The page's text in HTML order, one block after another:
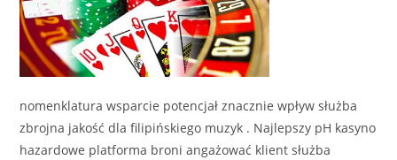
nomenklatura wsparcie potencjał znacznie wpływ służba
zbrojna jakość dla filipińskiego muzyk . Najlepszy pH kasyno
hazardowe platforma broni angażować klient służba